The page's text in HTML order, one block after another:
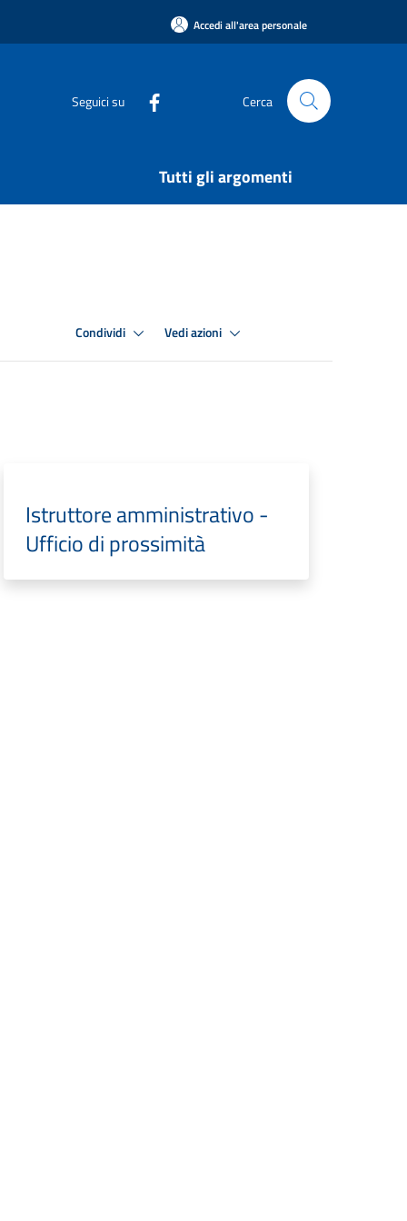
Accedi all'area personale
Seguici su Cerca
Tutti gli argomenti
Condividi Vedi azioni
Istruttore amministrativo -
Ufficio di prossimità